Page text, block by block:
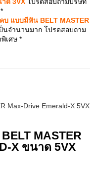
บ แบบมีฟัน BELT MASTER
นจำนวนมาก โปรดสอบถาม
เศษ *
MASTER
X ขนาด 5VX